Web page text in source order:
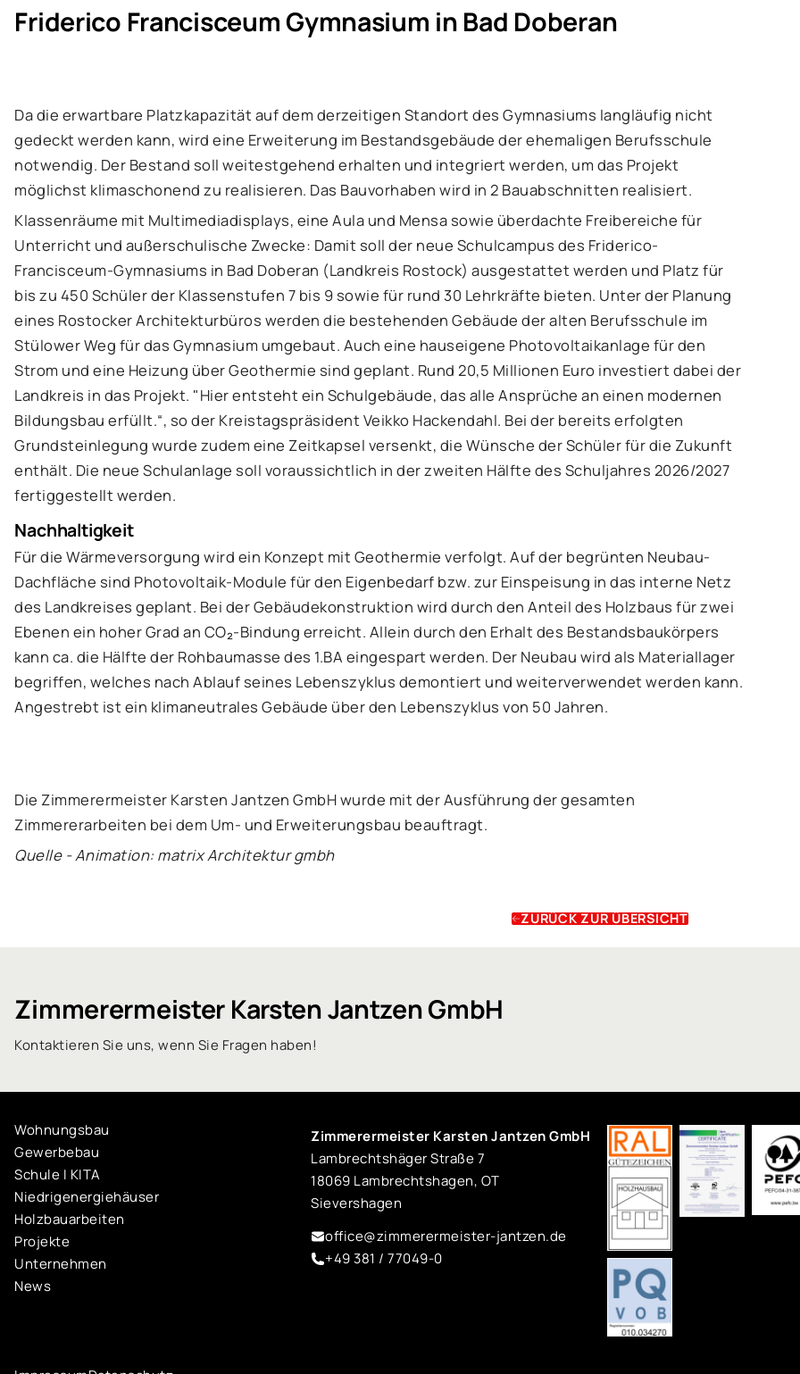
Friderico Francisceum Gymnasium in Bad Doberan
Da die erwartbare Platzkapazität auf dem derzeitigen Standort des Gymnasiums langläufig nicht
gedeckt werden kann, wird eine Erweiterung im Bestandsgebäude der ehemaligen Berufsschule
notwendig. Der Bestand soll weitestgehend erhalten und integriert werden, um das Projekt
möglichst klimaschonend zu realisieren. Das Bauvorhaben wird in 2 Bauabschnitten realisiert.
Klassenräume mit Multimediadisplays, eine Aula und Mensa sowie überdachte Freibereiche für
Unterricht und außerschulische Zwecke: Damit soll der neue Schulcampus des Friderico-
Francisceum-Gymnasiums in Bad Doberan (Landkreis Rostock) ausgestattet werden und Platz für
bis zu 450 Schüler der Klassenstufen 7 bis 9 sowie für rund 30 Lehrkräfte bieten. Unter der Planung
eines Rostocker Architekturbüros werden die bestehenden Gebäude der alten Berufsschule im
Stülower Weg für das Gymnasium umgebaut. Auch eine hauseigene Photovoltaikanlage für den
Strom und eine Heizung über Geothermie sind geplant. Rund 20,5 Millionen Euro investiert dabei der
Landkreis in das Projekt. "Hier entsteht ein Schulgebäude, das alle Ansprüche an einen modernen
Bildungsbau erfüllt.“, so der Kreistagspräsident Veikko Hackendahl. Bei der bereits erfolgten
Grundsteinlegung wurde zudem eine Zeitkapsel versenkt, die Wünsche der Schüler für die Zukunft
enthält. Die neue Schulanlage soll voraussichtlich in der zweiten Hälfte des Schuljahres 2026/2027
fertiggestellt werden.
Nachhaltigkeit
Für die Wärmeversorgung wird ein Konzept mit Geothermie verfolgt. Auf der begrünten Neubau-
Dachfläche sind Photovoltaik-Module für den Eigenbedarf bzw. zur Einspeisung in das interne Netz
des Landkreises geplant. Bei der Gebäudekonstruktion wird durch den Anteil des Holzbaus für zwei
Ebenen ein hoher Grad an CO₂-Bindung erreicht. Allein durch den Erhalt des Bestandsbaukörpers
kann ca. die Hälfte der Rohbaumasse des 1.BA eingespart werden. Der Neubau wird als Materiallager
begriffen, welches nach Ablauf seines Lebenszyklus demontiert und weiterverwendet werden kann.
Angestrebt ist ein klimaneutrales Gebäude über den Lebenszyklus von 50 Jahren.
Die Zimmerermeister Karsten Jantzen GmbH wurde mit der Ausführung der gesamten
Zimmererarbeiten bei dem Um- und Erweiterungsbau beauftragt.
Quelle - Animation: matrix Architektur gmbh
ZURÜCK ZUR ÜBERSICHT
Zimmerermeister Karsten Jantzen GmbH
Kontaktieren Sie uns, wenn Sie Fragen haben!
Wohnungsbau
Gewerbebau
Schule I KITA
Niedrigenergiehäuser
Holzbauarbeiten
Projekte
Unternehmen
News
Zimmerermeister Karsten Jantzen GmbH
Lambrechtshäger Straße 7
18069 Lambrechtshagen, OT
Sievershagen
office@zimmerermeister-jantzen.de
+49 381 / 77049-0